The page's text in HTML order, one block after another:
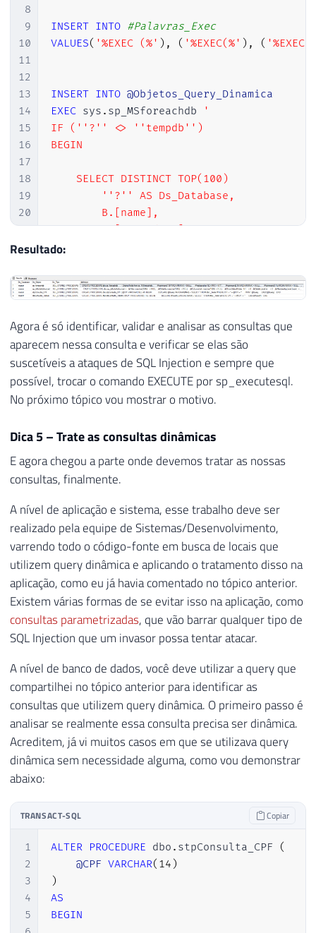
8
9
10
11
12
13
14
15
16
17
18
19
20
21
22
24
25
27
28
29
30
31
33
35
36
38
39
40
41
42
43
44
INSERT INTO #Palavras_Exec
VALUES( '%EXEC (%' ) , ( '%EXEC(%' ) , (
INSERT INTO @Objetos_Query_Dinamica
EXEC sys . sp_MSforeachdb
'
IF (''?'' <> ''tempdb'')
BEGIN
    SELECT DISTINCT TOP(100)
        ''?'' AS Ds_Database,
        B.[name],
        B.[type_desc],
        A.[definition]
[?].sys.sql_modules A
JOIN [?].sys.objects B
    WHERE
        B.is_ms_shipped = 0
        AND ''?'' <> ''ReportServer''
AND B.[name] NOT IN
AND NOT (B.[name] LIKE
        AND EXISTS (
FROM [?].sys.parameters X1
JOIN [?].sys.types X2
AND X2.[name] IN (''text'',
AND (X1.max_length > 10 OR
        )
END'
SELECT * FROM @Objetos_Query_Dinamica
Resultado:
Agora é só identificar, validar e analisar as consultas que
aparecem nessa consulta e verificar se elas são
suscetíveis a ataques de SQL Injection e sempre que
possível, trocar o comando EXECUTE por sp_executesql.
No próximo tópico vou mostrar o motivo.
Dica 5 – Trate as consultas dinâmicas
E agora chegou a parte onde devemos tratar as nossas
consultas, finalmente.
A nível de aplicação e sistema, esse trabalho deve ser
realizado pela equipe de Sistemas/Desenvolvimento,
varrendo todo o código-fonte em busca de locais que
utilizem query dinâmica e aplicando o tratamento disso na
aplicação, como eu já havia comentado no tópico anterior.
Existem várias formas de se evitar isso na aplicação, como
consultas parametrizadas, que vão barrar qualquer tipo de
SQL Injection que um invasor possa tentar atacar.
A nível de banco de dados, você deve utilizar a query que
compartilhei no tópico anterior para identificar as
consultas que utilizem query dinâmica. O primeiro passo é
analisar se realmente essa consulta precisa ser dinâmica.
Acreditem, já vi muitos casos em que se utilizava query
dinâmica sem necessidade alguma, como vou demonstrar
abaixo:
TRANSACT-SQL Copiar
1
2
3
4
5
ALTER PROCEDURE dbo . stpConsulta_CPF
(
@CPF VARCHAR( 14 )
)
AS
BEGIN